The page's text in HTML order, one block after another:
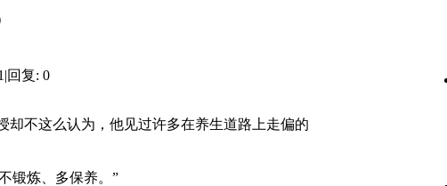
|回复: 0
不这么认为，他见过许多在养生道路上走偏的
锻炼、多保养。”